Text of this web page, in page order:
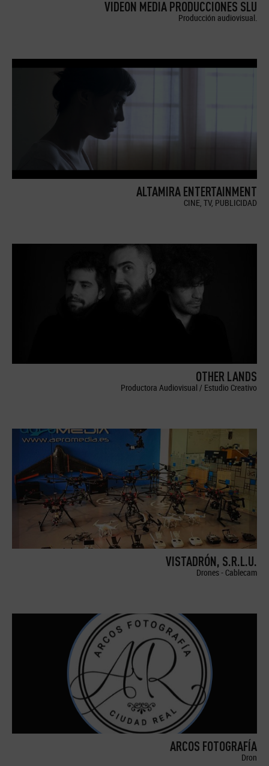
VIDEON MEDIA PRODUCCIONES SLU
Producción audiovisual.
ALTAMIRA ENTERTAINMENT
CINE, TV, PUBLICIDAD
OTHER LANDS
Productora Audiovisual / Estudio Creativo
VISTADRÓN, S.R.L.U.
Drones - Cablecam
ARCOS FOTOGRAFÍA
Dron